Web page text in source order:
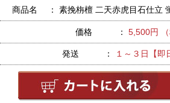
商品名 ： 素挽栴檀 二天赤虎目石仕立
価格 ： 5,500円 （
発送 ： １～３日【即